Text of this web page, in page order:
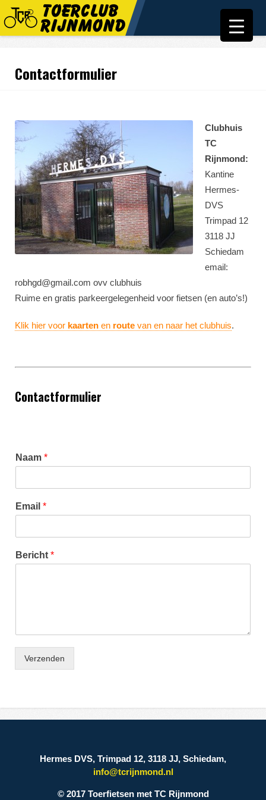
Contactformulier
Clubhuis
TC
Rijnmond:
Kantine
Hermes-
DVS
Trimpad 12
3118 JJ
Schiedam
email:
robhgd@gmail.com ovv clubhuis
Ruime en gratis parkeergelegenheid voor fietsen (en auto’s!)
Klik hier voor kaarten en route van en naar het clubhuis.
Contactformulier
Naam *
Email *
Bericht *
Verzenden
Hermes DVS, Trimpad 12, 3118 JJ, Schiedam,
info@tcrijnmond.nl
© 2017 Toerfietsen met TC Rijnmond